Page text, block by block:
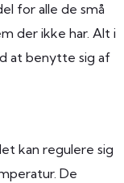
for alle de små
der ikke har. Alt i
at benytte sig af
kan regulere sig
De